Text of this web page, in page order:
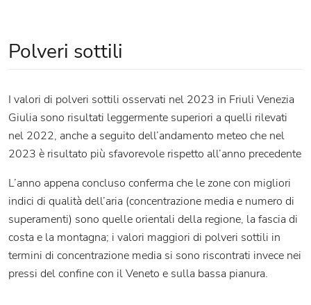
Polveri sottili
I valori di polveri sottili osservati nel 2023 in Friuli Venezia
Giulia sono risultati leggermente superiori a quelli rilevati
nel 2022, anche a seguito dell’andamento meteo che nel
2023 è risultato più sfavorevole rispetto all’anno precedente
L’anno appena concluso conferma che le zone con migliori
indici di qualità dell’aria (concentrazione media e numero di
superamenti) sono quelle orientali della regione, la fascia di
costa e la montagna; i valori maggiori di polveri sottili in
termini di concentrazione media si sono riscontrati invece nei
pressi del confine con il Veneto e sulla bassa pianura.